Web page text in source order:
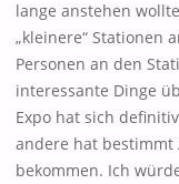
lange anstehen
„kleinere“ Stationen
Personen an den
interessante Dinge
Expo hat sich
andere hat
bekommen. Ich